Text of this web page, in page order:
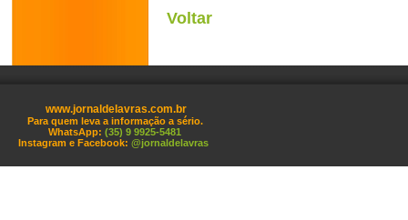
Voltar
www.jornaldelavras.com.br
Para quem leva a informação a sério.
WhatsApp: (35) 9 9925-5481
Instagram e Facebook: @jornaldelavras